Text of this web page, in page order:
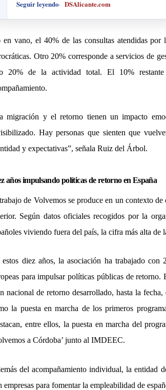
Seguir leyendo DSAlicante.com
en vano, el 40% de las consultas atendidas por
áticas. Otro 20% corresponde a servicios de
20% de la actividad total. El 10%
migración y el retorno tienen un impacto
Hay personas que sienten que
y expectativas”, señala Ruiz del Árbol.
años impulsando políticas de retorno en España
de Volvemos se produce en un contexto
Según datos oficiales recogidos por la
viviendo fuera del país, la cifra más alta de
estos diez años, la asociación ha trabajado con
para impulsar políticas públicas de retorno.
nacional de retorno desarrollado, hasta la
la puesta en marcha de los primeros
entre ellos, la puesta en marcha del
a Córdoba’ junto al IMDEEC.
ás del acompañamiento individual, la entidad
empresas para fomentar la empleabilidad de